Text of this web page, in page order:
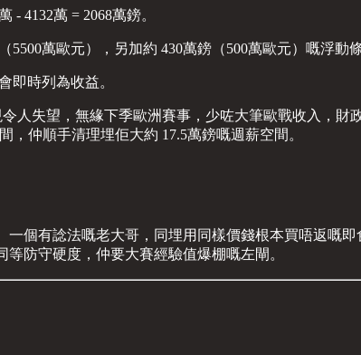
4132萬 = 2068萬鎊。
萬歐元），另加約 430萬鎊（500萬歐元）嘅浮動條
即時列為收益。
人失望，無緣下季歐洲賽事，少咗大筆歐戰收入，
，仲順手清理埋佢大約 17.5萬鎊嘅週薪空間。
個有諗法嘅老大哥，同埋用同樣價錢根本買唔返嘅
防守硬度，仲要大賽經驗值爆棚嘅左閘。